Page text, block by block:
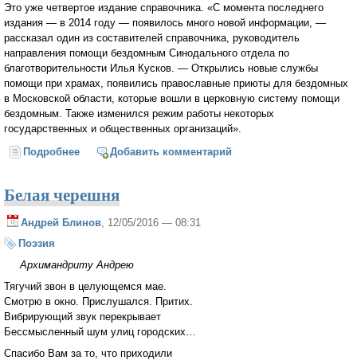
Это уже четвертое издание справочника. «С момента последнего
издания — в 2014 году — появилось много новой информации, —
рассказал один из составителей справочника, руководитель
направления помощи бездомным Синодального отдела по
благотворительности Илья Кусков. — Открылись новые службы
помощи при храмах, появились православные приюты для бездомных
в Московской области, которые вошли в церковную систему помощи
бездомным. Также изменился режим работы некоторых
государственных и общественных организаций».
Подробнее о Карманный справочник бездомного издали в
Добавить комментарий
Белая черешня
Андрей Блинов , 12/05/2016 — 08:31
Поэзия
Архимандриту Андрею
Тягучий звон в целующемся мае.
Смотрю в окно. Прислушался. Притих.
Вибрирующий звук перекрывает
Бессмысленный шум улиц городских…
Спасибо Вам за то, что приходили